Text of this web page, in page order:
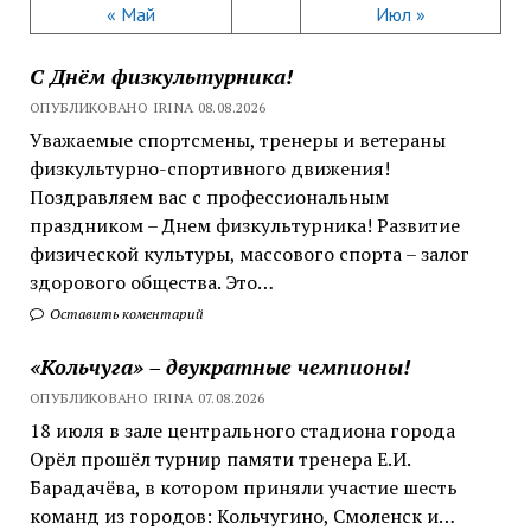
« Май Июл »
С Днём физкультурника!
ОПУБЛИКОВАНО IRINA 08.08.2026
Уважаемые спортсмены, тренеры и ветераны
физкультурно-спортивного движения!
Поздравляем вас с профессиональным
праздником – Днем физкультурника! Развитие
физической культуры, массового спорта – залог
здорового общества. Это…
Оставить коментарий
«Кольчуга» – двукратные чемпионы!
ОПУБЛИКОВАНО IRINA 07.08.2026
18 июля в зале центрального стадиона города
Орёл прошёл турнир памяти тренера Е.И.
Барадачёва, в котором приняли участие шесть
команд из городов: Кольчугино, Смоленск и…